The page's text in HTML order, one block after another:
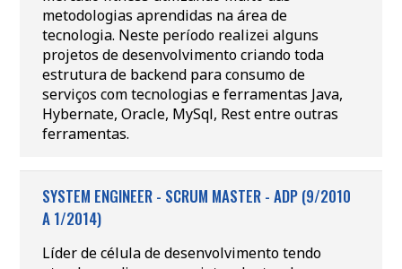
metodologias aprendidas na área de
tecnologia. Neste período realizei alguns
projetos de desenvolvimento criando toda
estrutura de backend para consumo de
serviços com tecnologias e ferramentas Java,
Hybernate, Oracle, MySql, Rest entre outras
ferramentas.
SYSTEM ENGINEER - SCRUM MASTER - ADP (9/2010
A 1/2014)
Líder de célula de desenvolvimento tendo